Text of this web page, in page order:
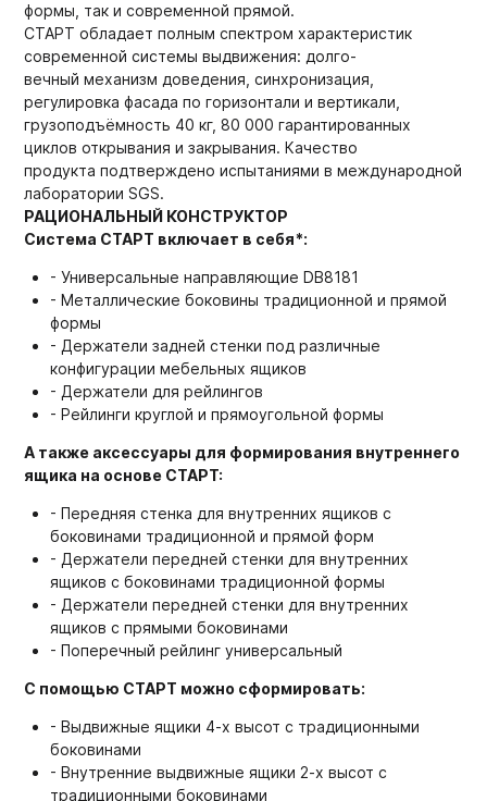
формы, так и современной прямой.
СТАРТ обладает полным спектром характеристик
современной системы выдвижения: долго-
вечный механизм доведения, синхронизация,
регулировка фасада по горизонтали и вертикали,
грузоподъёмность 40 кг, 80 000 гарантированных
циклов открывания и закрывания. Качество
продукта подтверждено испытаниями в международной
лаборатории SGS.
РАЦИОНАЛЬНЫЙ КОНСТРУКТОР
Система СТАРТ включает в себя*:
- Универсальные направляющие DB8181
- Металлические боковины традиционной и прямой
формы
- Держатели задней стенки под различные
конфигурации мебельных ящиков
- Держатели для рейлингов
- Рейлинги круглой и прямоугольной формы
А также аксессуары для формирования внутреннего
ящика на основе СТАРТ:
- Передняя стенка для внутренних ящиков с
боковинами традиционной и прямой форм
- Держатели передней стенки для внутренних
ящиков с боковинами традиционной формы
- Держатели передней стенки для внутренних
ящиков с прямыми боковинами
- Поперечный рейлинг универсальный
С помощью СТАРТ можно сформировать:
- Выдвижные ящики 4-х высот с традиционными
боковинами
- Внутренние выдвижные ящики 2-х высот с
традиционными боковинами